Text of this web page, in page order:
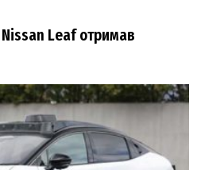
Leaf отримав